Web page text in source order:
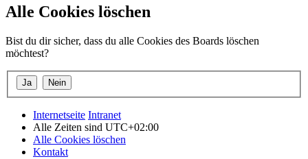
Alle Cookies löschen
Bist du dir sicher, dass du alle Cookies des Boards löschen
möchtest?
Internetseite Intranet
Alle Zeiten sind UTC+02:00
Alle Cookies löschen
Kontakt